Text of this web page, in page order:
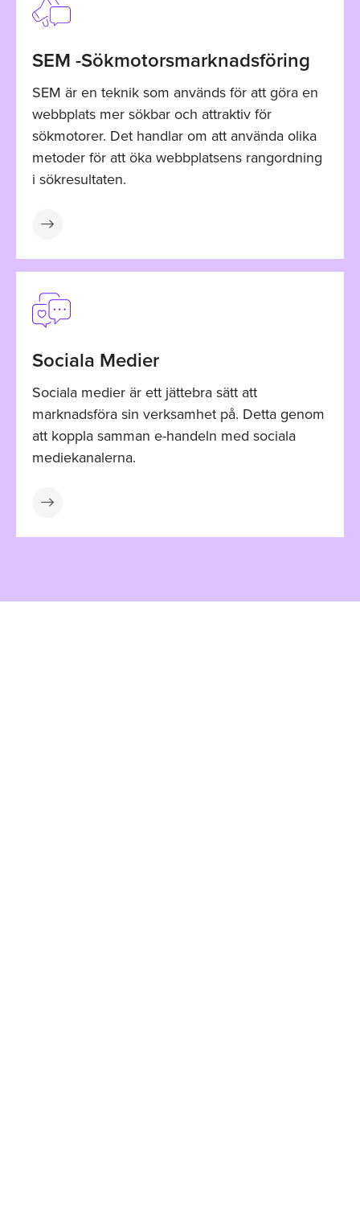
SEM -Sökmotorsmarknadsföring
SEM är en teknik som används för att göra en
webbplats mer sökbar och attraktiv för
sökmotorer. Det handlar om att använda olika
metoder för att öka webbplatsens rangordning
i sökresultaten.
Sociala Medier
Sociala medier är ett jättebra sätt att
marknadsföra sin verksamhet på. Detta genom
att koppla samman e-handeln med sociala
mediekanalerna.